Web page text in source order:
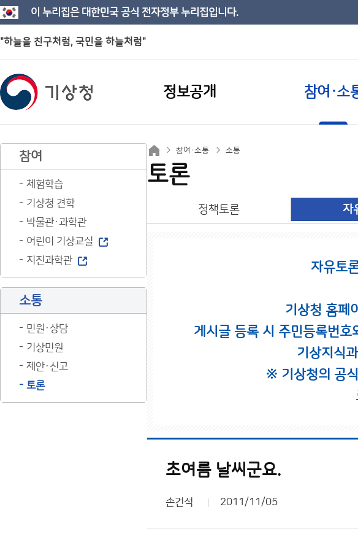
이 누리집은 대한민국 공식 전자정부 누리집입니다.
"하늘을 친구처럼, 국민을 하늘처럼"
정보공개 참여·소
참여
체험학습
기상청 견학
박물관·과학관
어린이 기상교실
지진과학관
소통
민원·상담
기상민원
제안·신고
토론
참여·소통 소통
토론
정책토론 자
자유토
기상청 홈페
게시글 등록 시 주민등록번
기상지식
※ 기상청의 공
초여름 날씨군요.
손건석 2011/11/05